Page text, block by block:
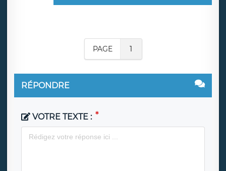
PAGE 1
RÉPONDRE
VOTRE TEXTE :